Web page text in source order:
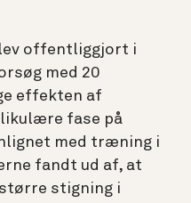
offentliggjort i
med 20
effekten af
fase på
med træning i
fandt ud af, at
stigning i